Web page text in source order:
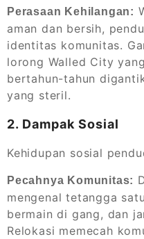
Perasaan Kehilangan:
aman dan bersih,
identitas komunitas.
lorong Walled City
bertahun-tahun
yang steril.
2. Dampak Sosial
Kehidupan sosial
Pecahnya Komunitas:
mengenal tetangga
bermain di gang, dan
Relokasi memecah